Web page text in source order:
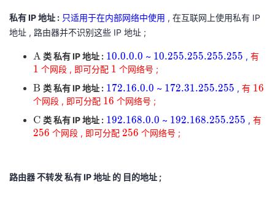
坛
圈
的
我
发
私有 IP 地址 : 只适用于在内部网络中使用 , 在互联网上使用私有 IP
地址 , 路由器并不识别这些 IP 地址 ;
A
A
A类 私有 IP 地址 : 10.0.0.0
10.0.0.0
10.0.0.0 ~ 10.255.255.255.255
10.255.255.255.255
10.255.255.255.255 , 有
1 个网段 , 即可分配 1
1
1 个网络号 ;
B
B
B 类 私有 IP 地址 : 172.16.0.0
172.16.0.0
172.16.0.0 ~ 172.31.255.255
172.31.255.255 , 有 16
16
个网段 , 即可分配 16
16
16 个网络号 ;
C
C
C 类 私有 IP 地址 : 192.168.0.0
192.168.0.0
192.168.0.0 ~ 192.168.255.255
192.168.255.255
192.168.255.255 ,有
256 个网段 , 即可分配 256
256 个网络号 ;
路由器 不转发 私有 IP 地址 的 目的地址 ;